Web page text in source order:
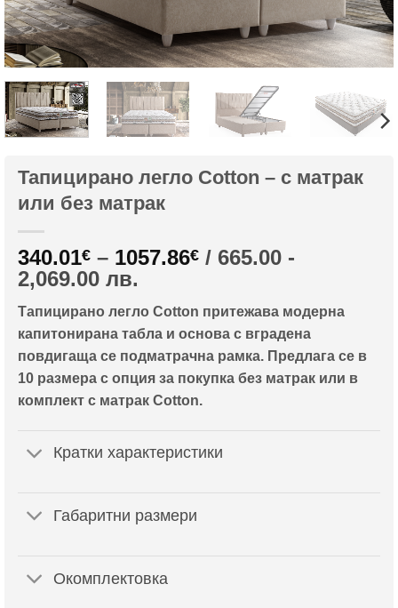
Тапицирано легло Cotton – с матрак
или без матрак
340.01€ – 1057.86€Price
through
1057.86€
/ 665.00 -
2,069.00 лв.
Тапицирано легло Cotton притежава модерна
капитонирана табла и основа с вградена
повдигаща се подматрачна рамка. Предлага се в
10 размера с опция за покупка без матрак или в
комплект с матрак Cotton.
Кратки характеристики
Габаритни размери
Окомплектовка